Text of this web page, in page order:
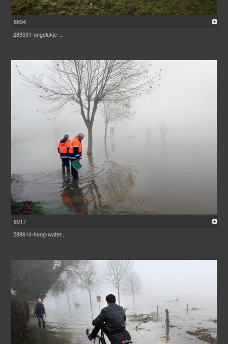
6894
289591-ongelukje-...
6917
289614-hoog-water...